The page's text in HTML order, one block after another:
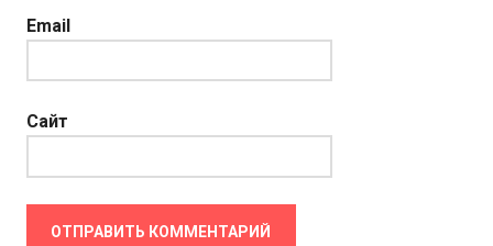
Email
Сайт